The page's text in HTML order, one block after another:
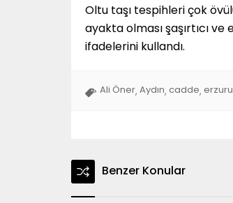
Oltu taşı tespihleri çok
ayakta olması şaşırtıcı
ifadelerini kullandı.
Ali Öner, Aydın, cadde,
Benzer Konular